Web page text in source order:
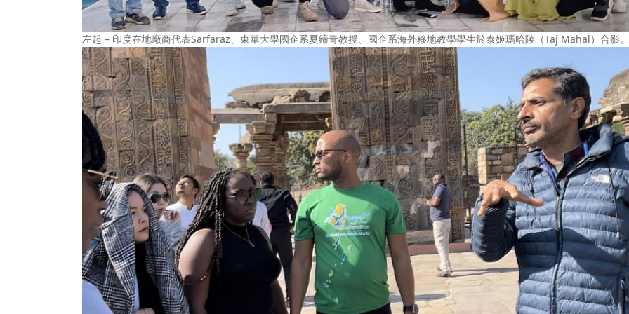
左起 – 印度在地廠商代表Sarfaraz、東華大學國企系夏締青教授、國企系海外移地教學學生於泰姬瑪哈陵（Taj Mahal）合影。